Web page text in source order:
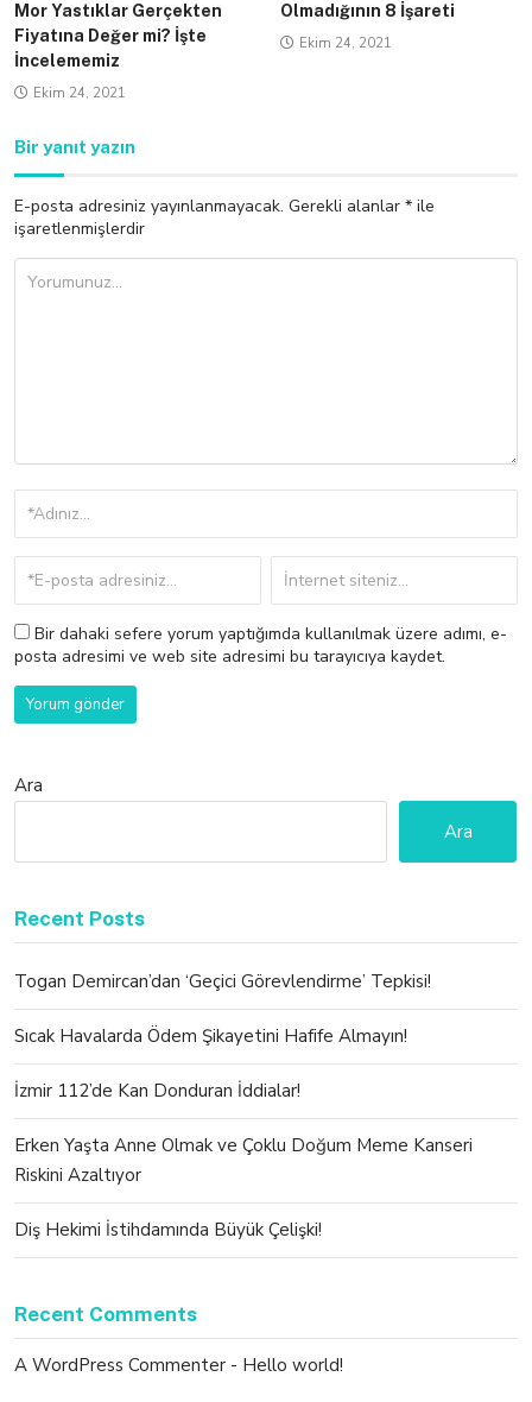
Mor Yastıklar Gerçekten
Fiyatına Değer mi? İşte
İncelememiz
Ekim 24, 2021
Olmadığının 8 İşareti
Ekim 24, 2021
Bir yanıt yazın
E-posta adresiniz yayınlanmayacak. Gerekli alanlar * ile
işaretlenmişlerdir
Bir dahaki sefere yorum yaptığımda kullanılmak üzere adımı, e-
posta adresimi ve web site adresimi bu tarayıcıya kaydet.
Ara
Ara
Recent Posts
Togan Demircan’dan ‘Geçici Görevlendirme’ Tepkisi!
Sıcak Havalarda Ödem Şikayetini Hafife Almayın!
İzmir 112’de Kan Donduran İddialar!
Erken Yaşta Anne Olmak ve Çoklu Doğum Meme Kanseri
Riskini Azaltıyor
Diş Hekimi İstihdamında Büyük Çelişki!
Recent Comments
A WordPress Commenter - Hello world!